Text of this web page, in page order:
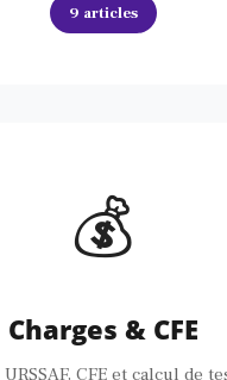
9 articles
💰
Charges & CFE
CFE et calcul de